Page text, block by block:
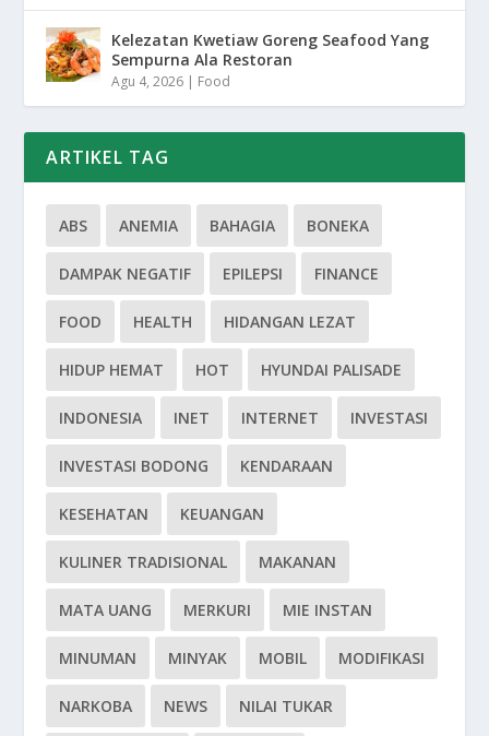
Kelezatan Kwetiaw Goreng Seafood Yang
Sempurna Ala Restoran
Agu 4, 2026 | Food
ARTIKEL TAG
ABS ANEMIA BAHAGIA BONEKA
DAMPAK NEGATIF EPILEPSI FINANCE
FOOD HEALTH HIDANGAN LEZAT
HIDUP HEMAT HOT HYUNDAI PALISADE
INDONESIA INET INTERNET INVESTASI
INVESTASI BODONG KENDARAAN
KESEHATAN KEUANGAN
KULINER TRADISIONAL MAKANAN
MATA UANG MERKURI MIE INSTAN
MINUMAN MINYAK MOBIL MODIFIKASI
NARKOBA NEWS NILAI TUKAR